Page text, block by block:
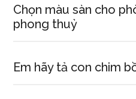
Chọn màu sàn cho
phong thuỷ
Em hãy tả con chim